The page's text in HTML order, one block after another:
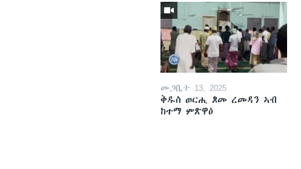
መጋቢት 13, 2025
ቅዱስ ወርሒ ጾመ ረመዳን ኣብ
ከተማ ምጽዋዕ